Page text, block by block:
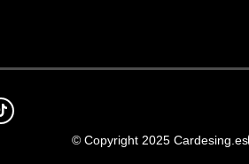
© Copyright 2025 Cardesing.es